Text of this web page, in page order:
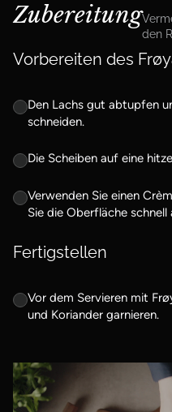
Zubereitung
den
Vorbereiten des
Den Lachs gut abtupfen
schneiden.
Die Scheiben auf eine
Verwenden Sie einen
Sie die Oberfläche schnell
Fertigstellen
Vor dem Servieren mit
und Koriander garnieren.